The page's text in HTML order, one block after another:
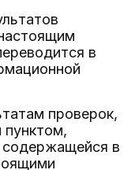
в
проверок,
содержащейся в